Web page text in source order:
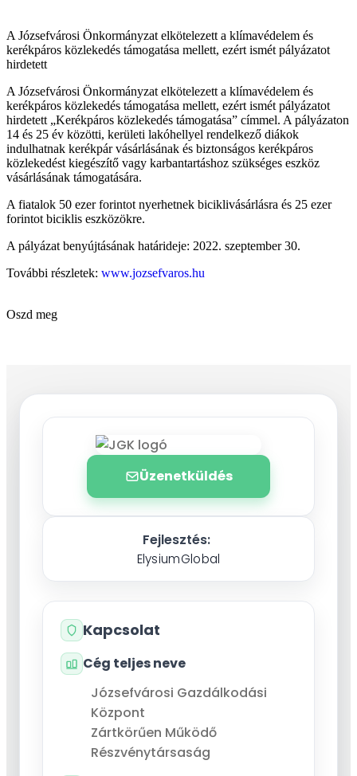
A Józsefvárosi Önkormányzat elkötelezett a klímavédelem és
kerékpáros közlekedés támogatása mellett, ezért ismét pályázatot
hirdetett
A Józsefvárosi Önkormányzat elkötelezett a klímavédelem és
kerékpáros közlekedés támogatása mellett, ezért ismét pályázatot
hirdetett „Kerékpáros közlekedés támogatása” címmel. A pályázaton
14 és 25 év közötti, kerületi lakóhellyel rendelkező diákok
indulhatnak kerékpár vásárlásának és biztonságos kerékpáros
közlekedést kiegészítő vagy karbantartáshoz szükséges eszköz
vásárlásának támogatására.
A fiatalok 50 ezer forintot nyerhetnek biciklivásárlásra és 25 ezer
forintot biciklis eszközökre.
A pályázat benyújtásának határideje: 2022. szeptember 30.
További részletek: www.jozsefvaros.hu
Oszd meg
Üzenetküldés
Fejlesztés:
ElysiumGlobal
Kapcsolat
Cég teljes neve
Józsefvárosi Gazdálkodási
Központ
Zártkörűen Működő
Részvénytársaság